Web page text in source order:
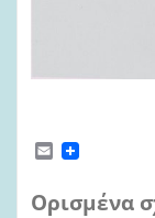
E
m
i
Ορισμένα